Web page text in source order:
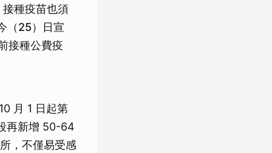
種疫苗也須
（25）日宣
接種公費疫
月 1 日起第
再新增 50-64
，不僅易受感